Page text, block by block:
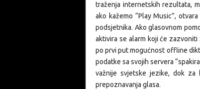
traženja internetskih rezultata,
ako kažemo “Play Music”,
podsjetnika. Ako glasovnom
aktivira se alarm koji će
po prvi put mogućnost offline
podatke sa svojih servera
važnije svjetske jezike, dok za
prepoznavanja glasa.